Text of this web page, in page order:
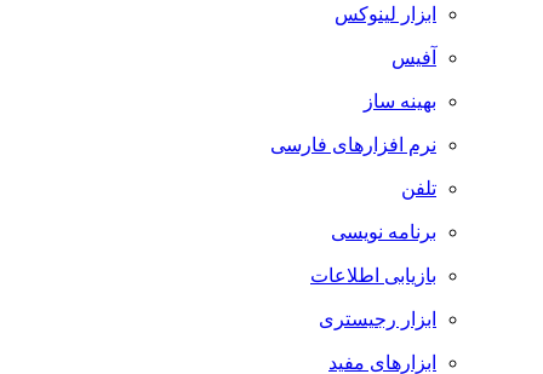
ابزار لینوکس
آفیس
بهینه ساز
نرم افزارهای فارسی
تلفن
برنامه نویسی
بازیابی اطلاعات
ابزار رجیستری
ابزارهای مفید